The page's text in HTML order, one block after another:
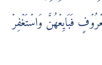
فَبَايِعۡهُنَّ وَاسۡتَغۡفِرۡ